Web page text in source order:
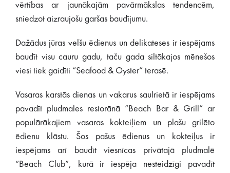
vērtības ar jaunākajām pavārmākslas tendencēm,
sniedzot aizraujošu garšas baudījumu.
Dažādus jūras velšu ēdienus un delikateses ir iespējams
baudīt visu cauru gadu, taču gada siltākajos mēnešos
viesi tiek gaidīti “Seafood & Oyster” terasē.
Vasaras karstās dienas un vakarus saulrietā ir iespējams
pavadīt pludmales restorānā “Beach Bar & Grill” ar
populārākajiem vasaras kokteiļiem un plašu grilēto
ēdienu klāstu. Šos pašus ēdienus un kokteiļus ir
iespējams arī baudīt viesnīcas privātajā pludmalē
“Beach Club”, kurā ir iespēja nesteidzīgi pavadīt